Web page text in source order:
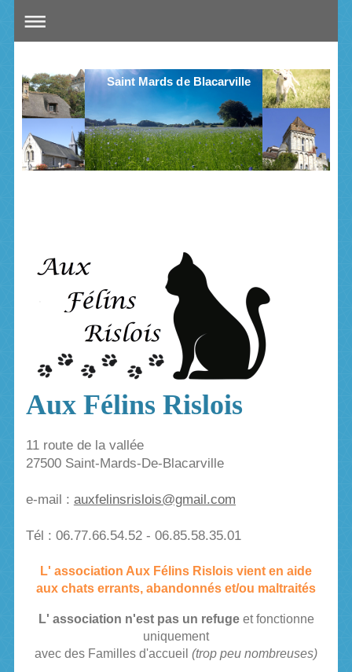
Saint Mards de Blacarville
Aux Félins Rislois
11 route de la vallée
27500 Saint-Mards-De-Blacarville
​e-mail : auxfelinsrislois@gmail.com
Tél : 06.77.66.54.52 - 06.85.58.35.01
L' association Aux Félins Rislois vient en aide
aux chats errants, abandonnés et/ou maltraités
L' association n'est pas un refugeet fonctionne
uniquement
avec des Familles d'accueil (trop peu nombreuses)